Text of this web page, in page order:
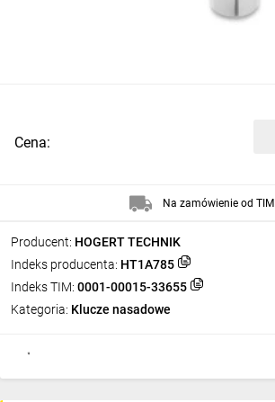
Producent: HOGERT TECHNIK
Indeks producenta: HT1A785
Indeks TIM: 0001-00015-33655
Kategoria: Klucze nasadowe
Cena:
Na zamówienie od TIM